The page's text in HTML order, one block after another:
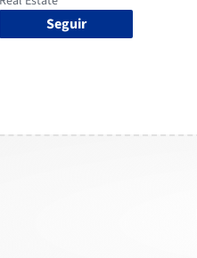
Seguir